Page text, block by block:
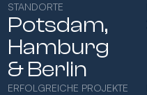
STANDORTE
Potsdam,
Hamburg​
& Berlin
ERFOLGREICHE PROJEKTE